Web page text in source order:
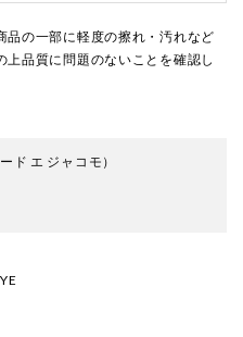
品の一部に軽度の擦れ・汚れなど
品質に問題のないことを確認し
ード エ ジャコモ）